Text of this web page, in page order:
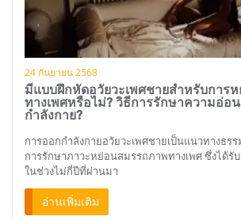
24 กันยายน 2568
มีแบบฝึกหัดอวัยวะเพศชายสำหรับการ
ทางเพศหรือไม่? วิธีการรักษาความอ่อ
กำลังกาย?
การออกกำลังกายอวัยวะเพศชายเป็นแนวทางธร
การรักษาภาวะหย่อนสมรรถภาพทางเพศ ซึ่งได้รั
ในช่วงไม่กี่ปีที่ผ่านมา
อ่านเพิ่มเติม